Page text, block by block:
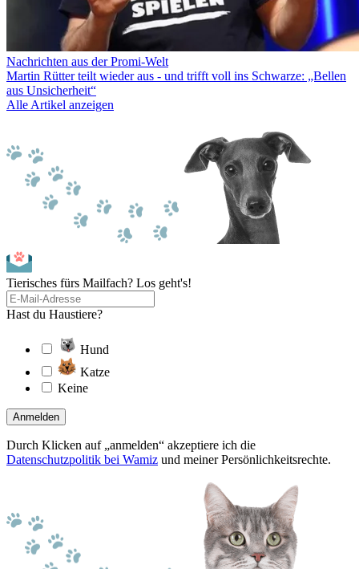
Nachrichten aus der Promi-Welt
Martin Rütter teilt wieder aus - und trifft voll ins Schwarze: „Bellen
aus Unsicherheit“
Alle Artikel anzeigen
Tierisches fürs Mailfach? Los geht's!
Hast du Haustiere?
Hund
Katze
Keine
Anmelden
Durch Klicken auf „anmelden“ akzeptiere ich die
Datenschutzpolitik bei Wamiz und meiner Persönlichkeitsrechte.